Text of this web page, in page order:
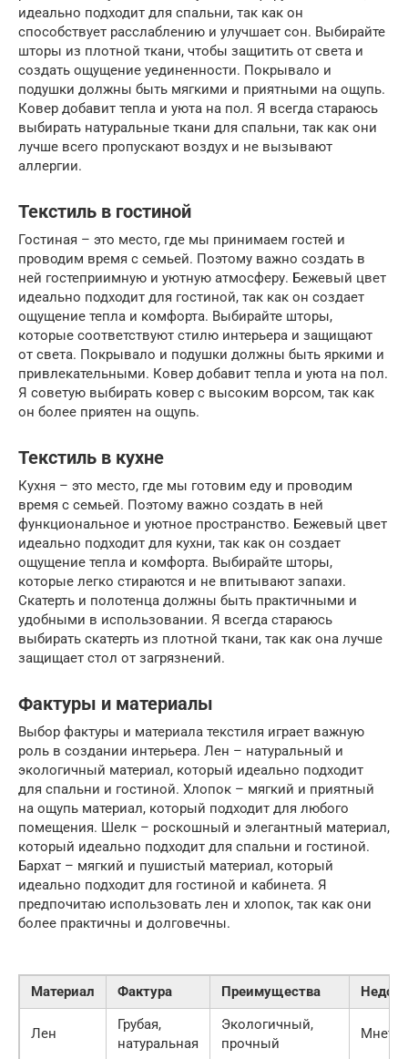
идеально подходит для спальни, так как он
способствует расслаблению и улучшает сон. Выбирайте
шторы из плотной ткани, чтобы защитить от света и
создать ощущение уединенности. Покрывало и
подушки должны быть мягкими и приятными на ощупь.
Ковер добавит тепла и уюта на пол. Я всегда стараюсь
выбирать натуральные ткани для спальни, так как они
лучше всего пропускают воздух и не вызывают
аллергии.
Текстиль в гостиной
Гостиная – это место, где мы принимаем гостей и
проводим время с семьей. Поэтому важно создать в
ней гостеприимную и уютную атмосферу. Бежевый цвет
идеально подходит для гостиной, так как он создает
ощущение тепла и комфорта. Выбирайте шторы,
которые соответствуют стилю интерьера и защищают
от света. Покрывало и подушки должны быть яркими и
привлекательными. Ковер добавит тепла и уюта на пол.
Я советую выбирать ковер с высоким ворсом, так как
он более приятен на ощупь.
Текстиль в кухне
Кухня – это место, где мы готовим еду и проводим
время с семьей. Поэтому важно создать в ней
функциональное и уютное пространство. Бежевый цвет
идеально подходит для кухни, так как он создает
ощущение тепла и комфорта. Выбирайте шторы,
которые легко стираются и не впитывают запахи.
Скатерть и полотенца должны быть практичными и
удобными в использовании. Я всегда стараюсь
выбирать скатерть из плотной ткани, так как она лучше
защищает стол от загрязнений.
Фактуры и материалы
Выбор фактуры и материала текстиля играет важную
роль в создании интерьера. Лен – натуральный и
экологичный материал, который идеально подходит
для спальни и гостиной. Хлопок – мягкий и приятный
на ощупь материал, который подходит для любого
помещения. Шелк – роскошный и элегантный материал,
который идеально подходит для спальни и гостиной.
Бархат – мягкий и пушистый материал, который
идеально подходит для гостиной и кабинета. Я
предпочитаю использовать лен и хлопок, так как они
более практичны и долговечны.
Материал Фактура Преимущества
Лен
Грубая,
натуральная
Экологичный,
прочный
Мнется